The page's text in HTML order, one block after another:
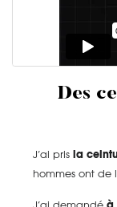
Des
J’ai pris la
hommes ont de